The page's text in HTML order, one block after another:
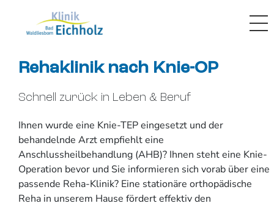
Rehaklinik nach Knie-OP
Schnell zurück in Leben & Beruf
Ihnen wurde eine Knie-TEP eingesetzt und der
behandelnde Arzt empfiehlt eine
Anschlussheilbehandlung (AHB)? Ihnen steht eine Knie-
Operation bevor und Sie informieren sich vorab über eine
passende Reha-Klinik? Eine stationäre orthopädische
Reha in unserem Hause fördert effektiv den